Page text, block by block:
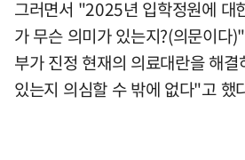
그러면서 "2025년 입학정원에 대
가 무슨 의미가 있는지?(의문이다
부가 진정 현재의 의료대란을 해
있는지 의심할 수 밖에 없다"고 했